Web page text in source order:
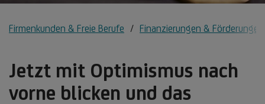
Firmenkunden & Freie Berufe Finanzierungen & Förderungen
Jetzt mit Optimismus nach
vorne blicken und das